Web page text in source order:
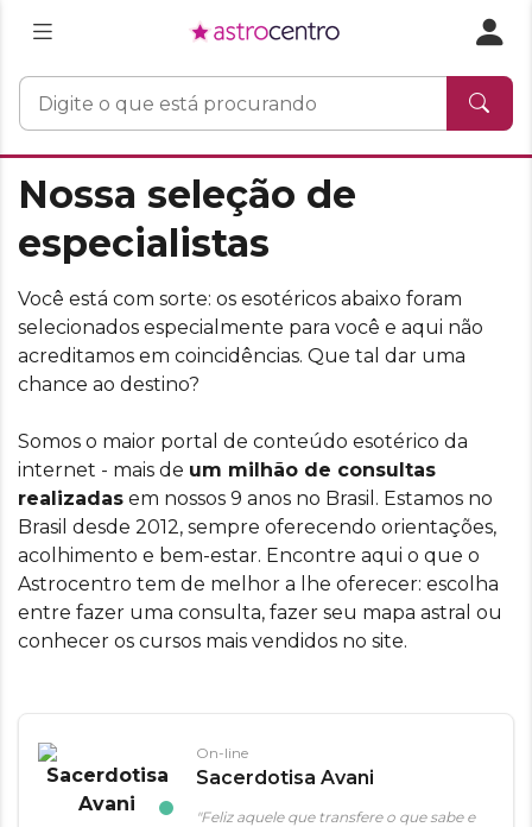
Nossa seleção de
especialistas
Você está com sorte: os esotéricos abaixo foram
selecionados especialmente para você e aqui não
acreditamos em coincidências. Que tal dar uma
chance ao destino?
Somos o maior portal de conteúdo esotérico da
internet - mais de um milhão de consultas
realizadas em nossos 9 anos no Brasil. Estamos no
Brasil desde 2012, sempre oferecendo orientações,
acolhimento e bem-estar. Encontre aqui o que o
Astrocentro tem de melhor a lhe oferecer: escolha
entre fazer uma consulta, fazer seu mapa astral ou
conhecer os cursos mais vendidos no site.
On-line
Sacerdotisa Avani
"Feliz aquele que transfere o que sabe e